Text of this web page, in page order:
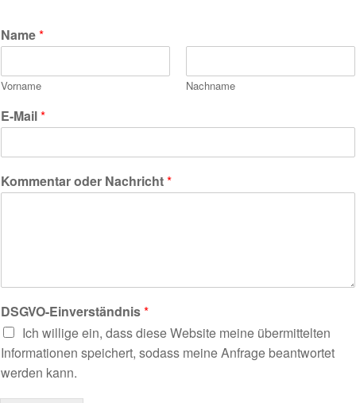
Name*
Vorname Nachname
E-Mail*
Kommentar oder Nachricht*
DSGVO-Einverständnis*
Ich willige ein, dass diese Website meine übermittelten
Informationen speichert, sodass meine Anfrage beantwortet
werden kann.